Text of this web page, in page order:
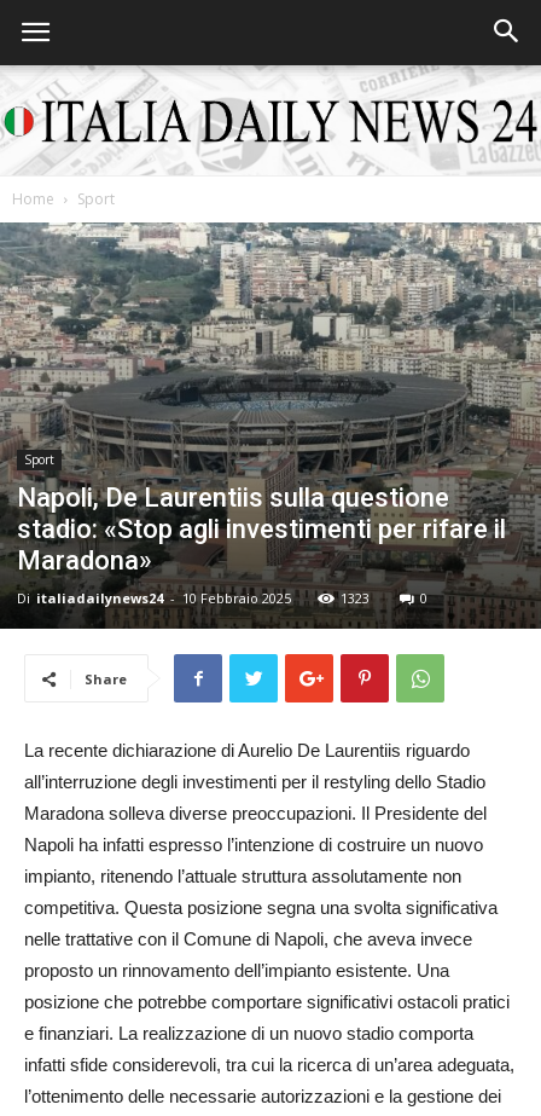
Italia
Daily
News
24
Home Sport
Sport
Napoli, De Laurentiis sulla questione
stadio: «Stop agli investimenti per rifare il
Maradona»
Di italiadailynews24 - 10 Febbraio 2025 1323 0
Share
La recente dichiarazione di Aurelio De Laurentiis riguardo
all’interruzione degli investimenti per il restyling dello Stadio
Maradona solleva diverse preoccupazioni. Il Presidente del
Napoli ha infatti espresso l’intenzione di costruire un nuovo
impianto, ritenendo l’attuale struttura assolutamente non
competitiva. Questa posizione segna una svolta significativa
nelle trattative con il Comune di Napoli, che aveva invece
proposto un rinnovamento dell’impianto esistente. Una
posizione che potrebbe comportare significativi ostacoli pratici
e finanziari. La realizzazione di un nuovo stadio comporta
infatti sfide considerevoli, tra cui la ricerca di un’area adeguata,
l’ottenimento delle necessarie autorizzazioni e la gestione dei